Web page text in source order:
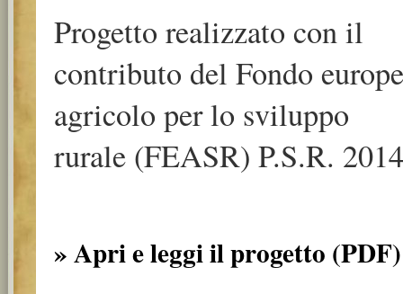
Progetto realizzato con il
contributo del Fondo
agricolo per lo sviluppo
rurale (FEASR) P.S.R.
» Apri e leggi il progetto (PDF)